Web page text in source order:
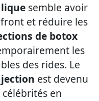
semble avoir
et réduire les
de botox
les
des rides. Le
est devenu
en